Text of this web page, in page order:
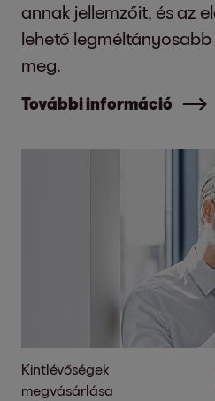
annak jellemzőit, és az
lehető
meg.
További információ
Kintlévőségek
megvásárlása